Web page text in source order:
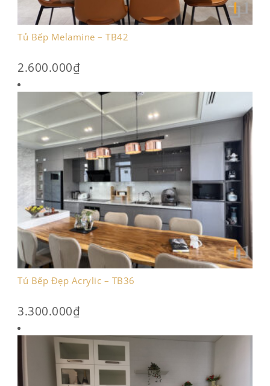
Tủ Bếp Melamine – TB42
2.600.000₫
Tủ Bếp Đẹp Acrylic – TB36
3.300.000₫